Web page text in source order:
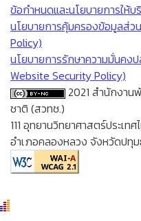
ข้อกำหนดและนโยบายการให้
นโยบายการคุ้มครองข้อมูลส่
Policy)
นโยบายการรักษาความมั่นคง
Website Security Policy)
2021 สำนักงาน
ชาติ (สวทช.)
111 อุทยานวิทยาศาสตร์ประเ
อำเภอคลองหลวง จังหวัดปทุม